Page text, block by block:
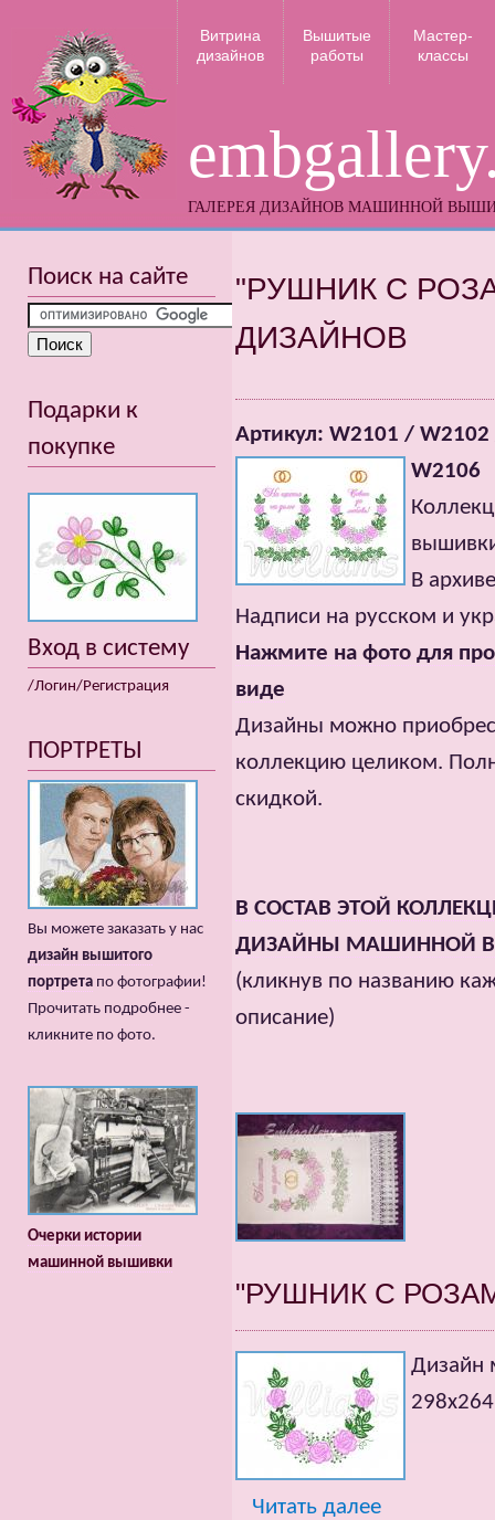
ГАЛЕРЕЯ ДИЗАЙНОВ МАШИННОЙ
Витрина
дизайнов
Вышитые
работы
Мастер-
классы
"РУШНИК С
ДИЗАЙНОВ
Артикул: W2101 /
W2106
В
Надписи на русском и
Нажмите на фото для
виде
Дизайны можно
коллекцию целиком.
скидкой.
В СОСТАВ ЭТОЙ
ДИЗАЙНЫ МАШИННОЙ
(кликнув по названию
описание)
"РУШНИК С
Дизайн
Читать далее
Поиск на сайте
Подарки к
покупке
Вход в систему
/Логин/Регистрация
ПОРТРЕТЫ
Вы можете заказать у нас
дизайн вышитого
портрета по фотографии!
Прочитать подробнее -
кликните по фото.
Очерки истории
машинной вышивки